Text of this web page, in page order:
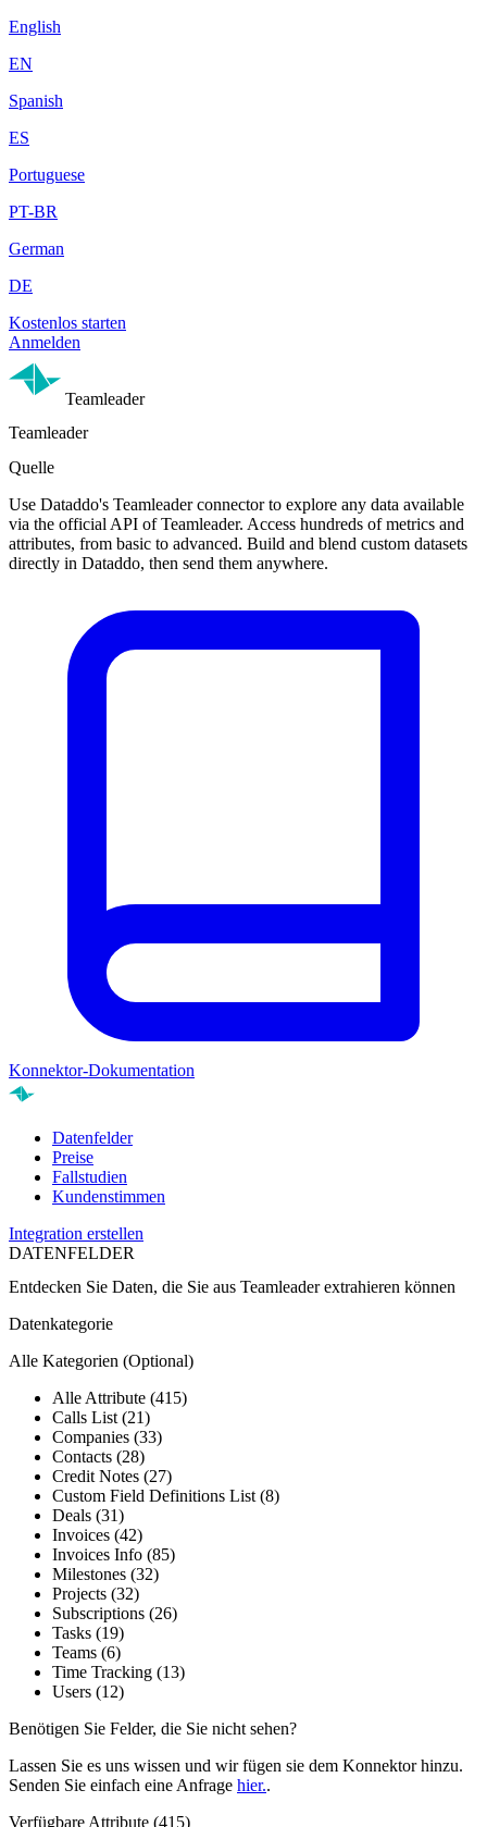
English
EN
Spanish
ES
Portuguese
PT-BR
German
DE
Kostenlos starten
Anmelden
Teamleader
Teamleader
Quelle
Use Dataddo's Teamleader connector to explore any data available
via the official API of Teamleader. Access hundreds of metrics and
attributes, from basic to advanced. Build and blend custom datasets
directly in Dataddo, then send them anywhere.
Konnektor-Dokumentation
Datenfelder
Preise
Fallstudien
Kundenstimmen
Integration erstellen
DATENFELDER
Entdecken Sie Daten, die Sie aus Teamleaderextrahieren können
Datenkategorie
Alle Kategorien (Optional)
Alle Attribute (415)
Calls List (21)
Companies (33)
Contacts (28)
Credit Notes (27)
Custom Field Definitions List (8)
Deals (31)
Invoices (42)
Invoices Info (85)
Milestones (32)
Projects (32)
Subscriptions (26)
Tasks (19)
Teams (6)
Time Tracking (13)
Users (12)
Benötigen Sie Felder, die Sie nicht sehen?
Lassen Sie es uns wissen und wir fügen sie dem Konnektor hinzu.
Senden Sie einfach eine Anfrage hier..
Verfügbare Attribute (415)